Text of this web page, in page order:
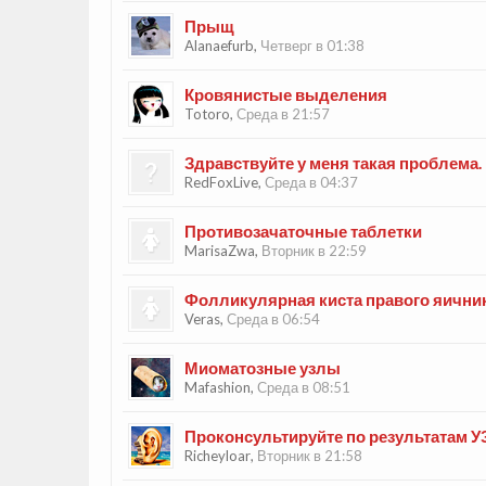
Прыщ
Alanaefurb, Четверг в 01:38
Кровянистые выделения
Totoro, Среда в 21:57
Здравствуйте у меня такая проблема.
RedFoxLive, Среда в 04:37
Противозачаточные таблетки
MarisaZwa, Вторник в 22:59
Фолликулярная киста правого
Veras, Среда в 06:54
Миоматозные узлы
Mafashion, Среда в 08:51
Проконсультируйте по результатам
Richeyloar, Вторник в 21:58